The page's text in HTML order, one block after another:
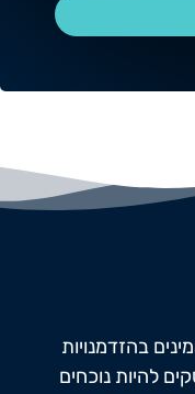
בהזדמנויות
להיות נוכחים